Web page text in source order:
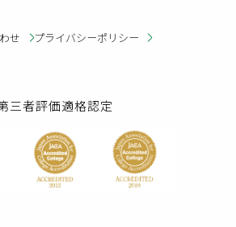
せ プライバシーポリシー
三者評価適格認定